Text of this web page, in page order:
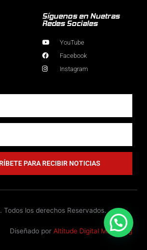
Síguenos en Nuetras
Redes Sociales
YouTube
Facebook
Instagram
PARA RECIBIR NOTICIAS
los derechos Reservados.
Diseñado por Altitude Digital Marketing